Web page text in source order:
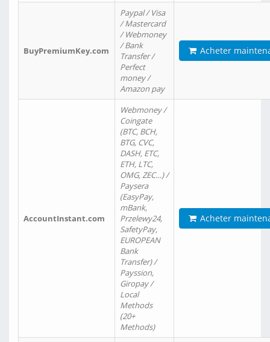
BuyPremiumKey.com
Paypal / Visa
/ Mastercard
/ Webmoney
/ Bank
Transfer /
Perfect
money /
Amazon pay
Acheter
AccountInstant.com
Webmoney /
Coingate
(BTC, BCH,
BTG, CVC,
DASH, ETC,
ETH, LTC,
OMG, ZEC…) /
Paysera
(EasyPay,
mBank,
Przelewy24,
SafetyPay,
EUROPEAN
Bank
Transfer) /
Payssion,
Giropay /
Local
Methods
(20+
Methods)
Acheter